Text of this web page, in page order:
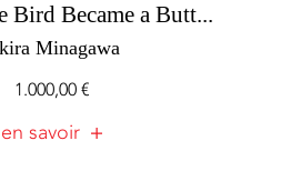
Bird Became a Butt...
Minagawa
1.000,00€
en savoir